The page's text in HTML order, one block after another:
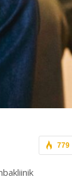
779